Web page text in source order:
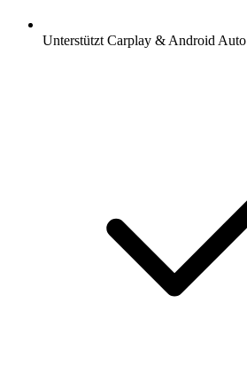
Unterstützt Carplay & Android Auto